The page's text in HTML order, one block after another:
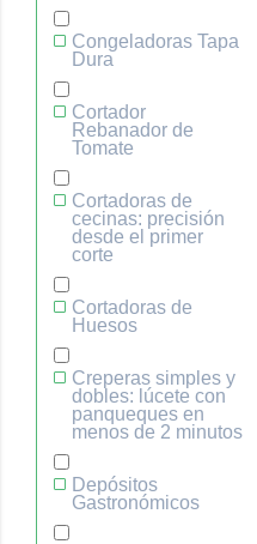
Congeladoras Tapa
Dura
Cortador
Rebanador de
Tomate
Cortadoras de
cecinas: precisión
desde el primer
corte
Cortadoras de
Huesos
Creperas simples y
dobles: lúcete con
panqueques en
menos de 2 minutos
Depósitos
Gastronómicos